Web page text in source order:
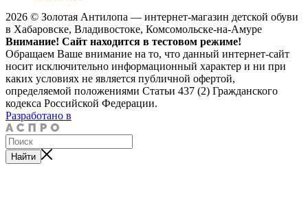
2026 © Золотая Антилопа — интернет-магазин детской обуви
в Хабаровске, Владивостоке, Комсомольске-на-Амуре
Внимание! Сайт находится в тестовом режиме!
Обращаем Ваше внимание на то, что данный интернет-сайт
носит исключительно информационный характер и ни при
каких условиях не является публичной офертой,
определяемой положениями Статьи 437 (2) Гражданского
кодекса Российской Федерации.
Разработано в
Найти